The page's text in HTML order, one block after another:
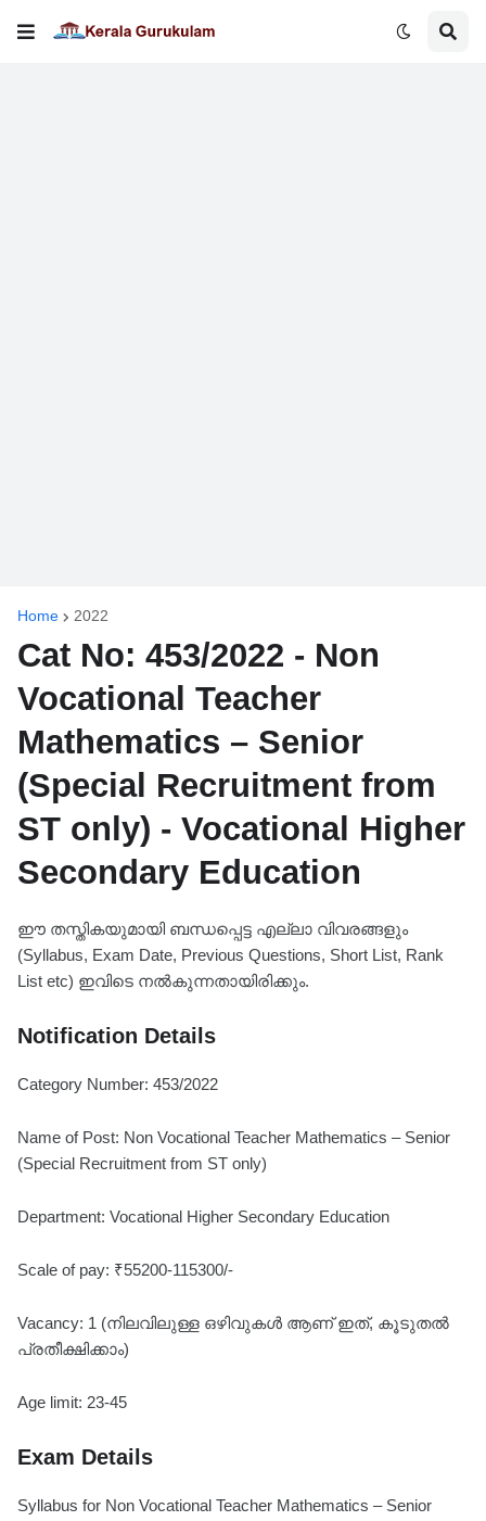
Home 2022
Cat No: 453/2022 - Non
Vocational Teacher
Mathematics – Senior
(Special Recruitment from
ST only) - Vocational Higher
Secondary Education
ഈ തസ്തികയുമായി ബന്ധപ്പെട്ട എല്ലാ വിവരങ്ങളും
(Syllabus, Exam Date, Previous Questions, Short List, Rank
List etc) ഇവിടെ നൽകുന്നതായിരിക്കും.
Notification Details
Category Number: 453/2022
Name of Post: Non Vocational Teacher Mathematics – Senior
(Special Recruitment from ST only)
Department: Vocational Higher Secondary Education
Scale of pay: ₹55200-115300/-
Vacancy: 1 (നിലവിലുള്ള ഒഴിവുകൾ ആണ് ഇത്, കൂടുതൽ
പ്രതീക്ഷിക്കാം)
Age limit: 23-45
Exam Details
Syllabus for Non Vocational Teacher Mathematics – Senior